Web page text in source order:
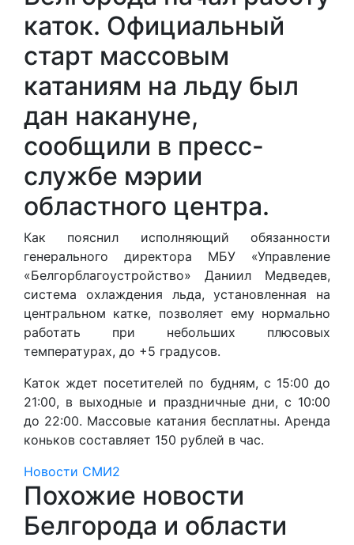
каток. Официальный
старт массовым
катаниям на льду был
дан накануне,
сообщили в пресс-
службе мэрии
областного центра.
Как пояснил исполняющий обязанности
генерального директора МБУ «Управление
«Белгорблагоустройство» Даниил Медведев,
система охлаждения льда, установленная на
центральном катке, позволяет ему нормально
работать при небольших плюсовых
температурах, до +5 градусов.
Каток ждет посетителей по будням, с 15:00 до
21:00, в выходные и праздничные дни, с 10:00
до 22:00. Массовые катания бесплатны. Аренда
коньков составляет 150 рублей в час.
Новости СМИ2
Похожие новости
Белгорода и области